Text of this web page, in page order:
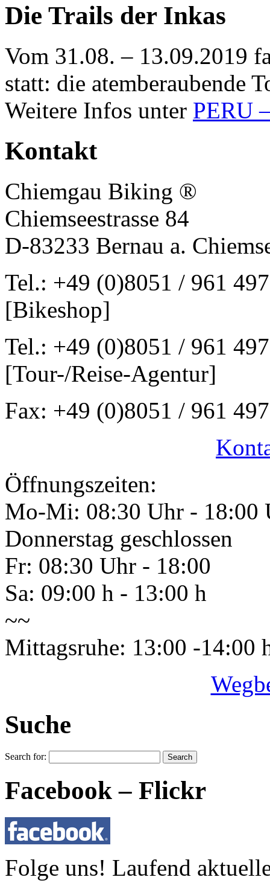
Die Trails der Inkas
Vom 31.08. – 13.09.2019
statt: die atemberaubende
Weitere Infos unter PERU
Kontakt
Chiemgau Biking ®
Chiemseestrasse 84
D-83233 Bernau a.
Tel.: +49 (0)8051 / 961
[Bikeshop]
Tel.: +49 (0)8051 / 961
[Tour-/Reise-Agentur]
Fax: +49 (0)8051 / 961
Öffnungszeiten:
Mo-Mi: 08:30 Uhr - 18:00
Donnerstag geschlossen
Fr: 08:30 Uhr - 18:00
Sa: 09:00 h - 13:00 h
~~
Mittagsruhe: 13:00 -14:00
Suche
Search for:
Facebook – Flickr
Folge uns! Laufend